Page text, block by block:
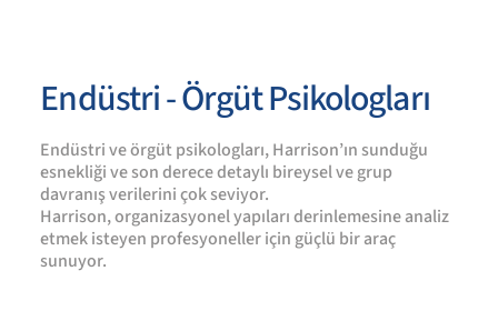
Endüstri - Örgüt Psikologları
Endüstri ve örgüt psikologları, Harrison’ın sunduğu
esnekliği ve son derece detaylı bireysel ve grup
davranış verilerini çok seviyor.
Harrison, organizasyonel yapıları derinlemesine analiz
etmek isteyen profesyoneller için güçlü bir araç
sunuyor.